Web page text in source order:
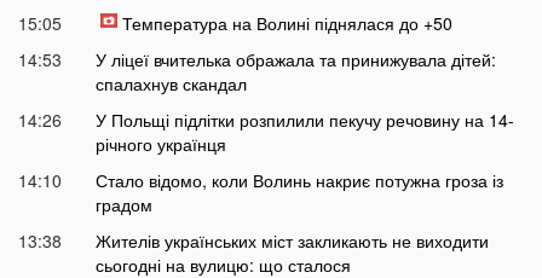
15:05
Температура на Волині піднялася до +50
14:53
У ліцеї вчителька ображала та принижувала дітей:
спалахнув скандал
14:26
У Польщі підлітки розпилили пекучу речовину на 14-
річного українця
14:10
Стало відомо, коли Волинь накриє потужна гроза із
градом
13:38
Жителів українських міст закликають не виходити
сьогодні на вулицю: що сталося